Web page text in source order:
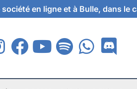
en ligne et à Bulle, dans le